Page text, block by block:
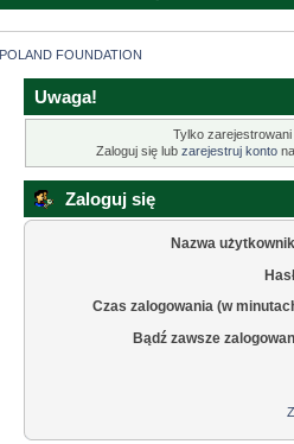
FOUNDATION
Uwaga!
Tylko
Zaloguj się lub zarejestruj kontona
Zaloguj się
Nazwa
Czas zalogowania (w
Bądź zawsze